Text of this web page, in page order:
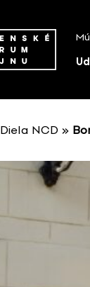
Diela NCD »